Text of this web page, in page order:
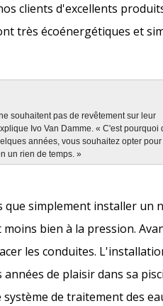
clients d'excellents
très écoénergétiques et
souhaitent pas de revêtement sur leur
Ivo Van Damme. « C'est pourquoi
années, vous souhaitez opter pour
un rien de temps. »
simplement installer un
bien à la pression.
les conduites.
de plaisir dans sa
de traitement des